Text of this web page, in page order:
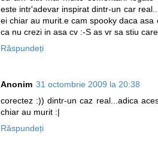
este intr'adevar inspirat dintr-un car
ei chiar au murit.e cam spooky daca
ca nu crezi in asa cv :-S as vr sa stiu
Răspundeți
Anonim 31 octombrie 2009 la 20:38
corectez :)) dintr-un caz real...adica
chiar au murit :|
Răspundeți